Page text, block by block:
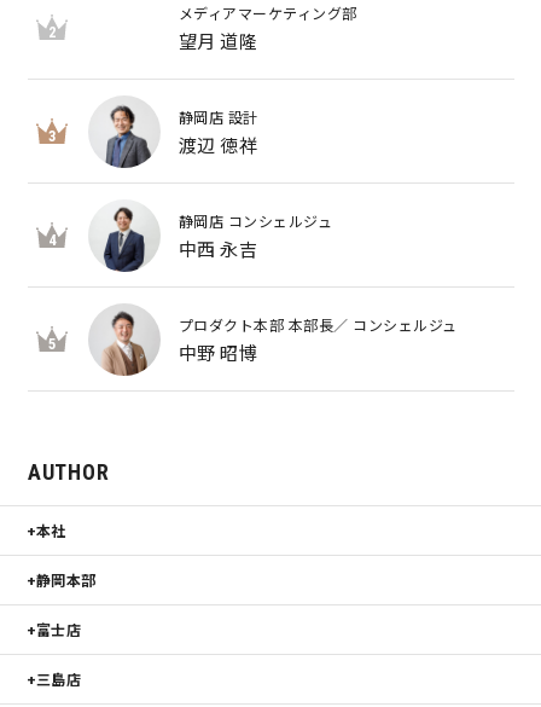
2
メディアマーケティング部
望月 道隆
3
静岡店 設計
渡辺 徳祥
4
静岡店 コンシェルジュ
中西 永吉
5
プロダクト本部 本部長／ コンシェルジュ
中野 昭博
AUTHOR
本社
静岡本部
富士店
三島店